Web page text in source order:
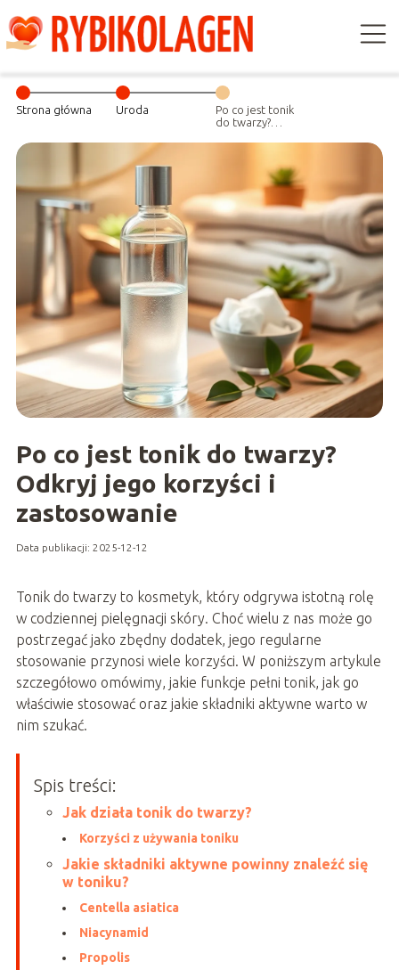
Strona główna Uroda
Po co jest tonik
do twarzy?
Po co jest tonik do twarzy?
Odkryj jego korzyści i
zastosowanie
Data publikacji: 2025-12-12
Tonik do twarzy to kosmetyk, który odgrywa istotną rolę
w codziennej pielęgnacji skóry. Choć wielu z nas może go
postrzegać jako zbędny dodatek, jego regularne
stosowanie przynosi wiele korzyści. W poniższym artykule
szczegółowo omówimy, jakie funkcje pełni tonik, jak go
właściwie stosować oraz jakie składniki aktywne warto w
nim szukać.
Spis treści:
Jak działa tonik do twarzy?
Korzyści z używania toniku
Jakie składniki aktywne powinny znaleźć się
w toniku?
Centella asiatica
Niacynamid
Propolis